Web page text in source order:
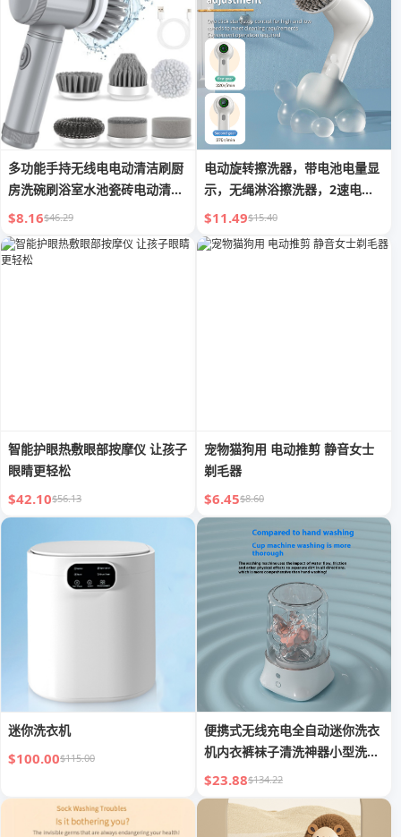
多功能手持无线电电动清洁刷厨
房洗碗刷浴室水池瓷砖电动清洁
神器
$8.16$46.29
电动旋转擦洗器，带电池电量显
示，无绳淋浴擦洗器，2速电动
擦洗器，带6个可更换刷头，用
于清洁浴室/水槽/窗户的清洁刷
$11.49$15.40
智能护眼热敷眼部按摩仪 让孩子
眼睛更轻松
$42.10$56.13
宠物猫狗用 电动推剪 静音女士
剃毛器
$6.45$8.60
迷你洗衣机
$100.00$115.00
便携式无线充电全自动迷你洗衣
机内衣裤袜子清洗神器小型洗衣
杯
$23.88$134.22